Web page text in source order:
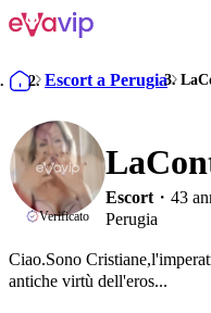
Escort a Perugia
Verificato
Escort・43
Perugia
Ciao.Sono
antiche virtù dell'eros...